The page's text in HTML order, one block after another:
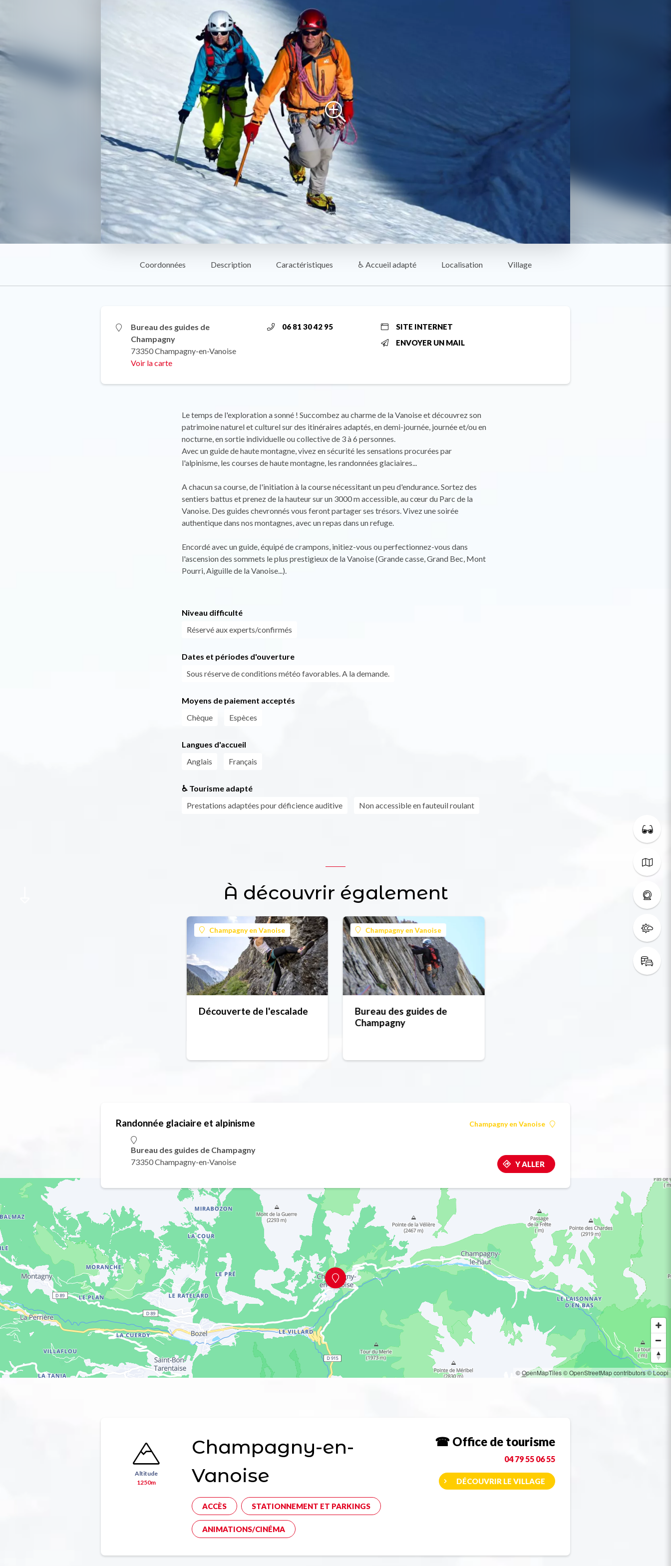
Coordonnées Description Caractéristiques ♿ Accueil adapté Localisation Village
Bureau des guides de
Champagny
73350 Champagny-en-Vanoise
Voir la carte
06 81 30 42 95
SITE INTERNET
ENVOYER UN MAIL
Le temps de l'exploration a sonné ! Succombez au charme de la Vanoise et découvrez son
patrimoine naturel et culturel sur des itinéraires adaptés, en demi-journée, journée et/ou en
nocturne, en sortie individuelle ou collective de 3 à 6 personnes.
Avec un guide de haute montagne, vivez en sécurité les sensations procurées par
l'alpinisme, les courses de haute montagne, les randonnées glaciaires...
A chacun sa course, de l'initiation à la course nécessitant un peu d'endurance. Sortez des
sentiers battus et prenez de la hauteur sur un 3000 m accessible, au cœur du Parc de la
Vanoise. Des guides chevronnés vous feront partager ses trésors. Vivez une soirée
authentique dans nos montagnes, avec un repas dans un refuge.
Encordé avec un guide, équipé de crampons, initiez-vous ou perfectionnez-vous dans
l'ascension des sommets le plus prestigieux de la Vanoise (Grande casse, Grand Bec, Mont
Pourri, Aiguille de la Vanoise...).
Niveau difficulté
Réservé aux experts/confirmés
Dates et périodes d'ouverture
Sous réserve de conditions météo favorables. A la demande.
Moyens de paiement acceptés
Chèque
Espèces
Langues d'accueil
Anglais
Français
♿ Tourisme adapté
Prestations adaptées pour déficience auditive
Non accessible en fauteuil roulant
À découvrir également
Champagny en Vanoise
Découverte de l'escalade
Champagny en Vanoise
Bureau des guides de
Champagny
Randonnée glaciaire et alpinisme
Bureau des guides de Champagny
73350 Champagny-en-Vanoise
Champagny en Vanoise
Y ALLER
© OpenMapTiles© OpenStreetMap contributors© Loopi
Altitude
1250m
Champagny-en-
Vanoise
ACCÈS STATIONNEMENT ET PARKINGS
ANIMATIONS/CINÉMA
☎ Office de tourisme
04 79 55 06 55
DÉCOUVRIR LE VILLAGE